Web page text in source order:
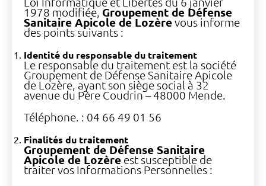
1978 modifiée, Groupement de Défense
Sanitaire Apicole de Lozèrevous informe
des points suivants :
Identité du responsable du traitement
Le responsable du traitement est la société
Groupement de Défense Sanitaire Apicole
de Lozère, ayant son siège social à 32
avenue du Père Coudrin – 48000 Mende.
Téléphone. : 04 66 49 01 56
Finalités du traitement
Groupement de Défense Sanitaire
Apicole de Lozère est susceptible de
traiter vos Informations Personnelles :